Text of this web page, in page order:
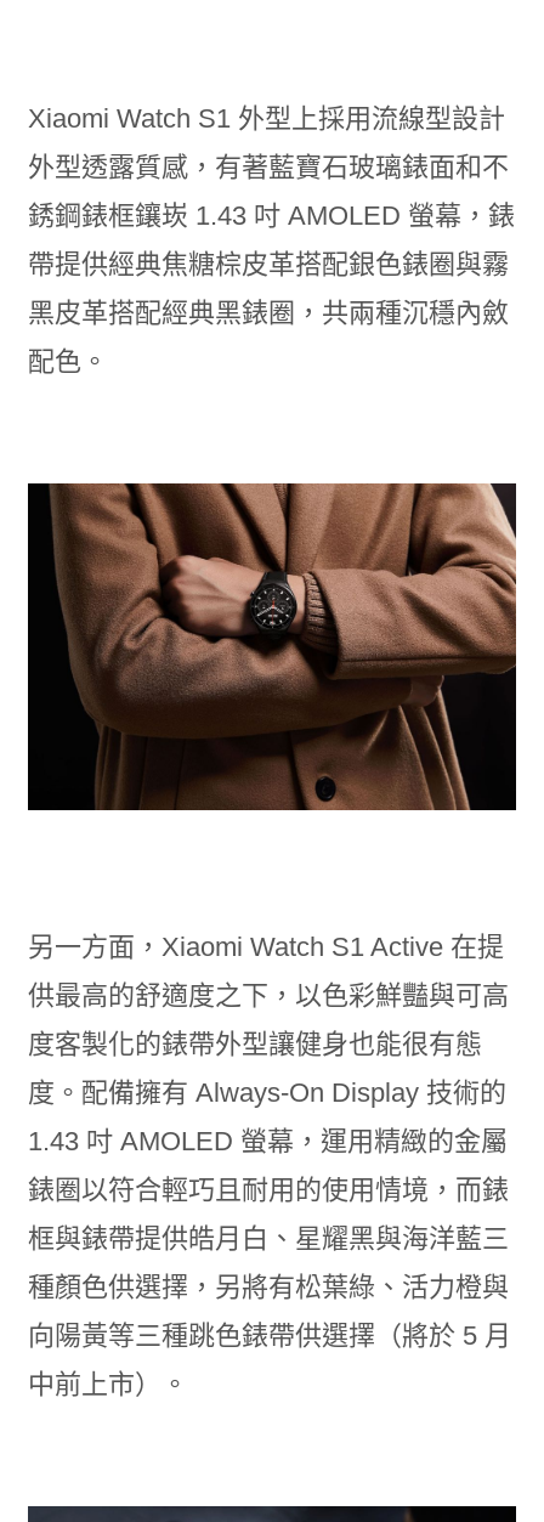
Xiaomi Watch S1 外型上採用流線型設計
外型透露質感，有著藍寶石玻璃錶面和不
銹鋼錶框鑲崁 1.43 吋 AMOLED 螢幕，錶
帶提供經典焦糖棕皮革搭配銀色錶圈與霧
黑皮革搭配經典黑錶圈，共兩種沉穩內斂
配色。
另一方面，Xiaomi Watch S1 Active 在提
供最高的舒適度之下，以色彩鮮豔與可高
度客製化的錶帶外型讓健身也能很有態
度。配備擁有 Always-On Display 技術的
1.43 吋 AMOLED 螢幕，運用精緻的金屬
錶圈以符合輕巧且耐用的使用情境，而錶
框與錶帶提供皓月白、星耀黑與海洋藍三
種顏色供選擇，另將有松葉綠、活力橙與
向陽黃等三種跳色錶帶供選擇（將於 5 月
中前上市）。